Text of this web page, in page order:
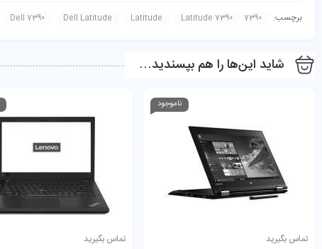
Product Price: 13200000
برچسب: 7390 2in1
Dell 7390 Dell Latitude Latitude Latitude 7390
شاید این‌ها را هم بپسندید…
ناموجود
تماس بگیرید تماس بگیرید